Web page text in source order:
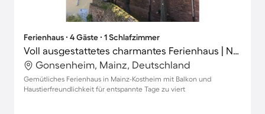
Ferienhaus ∙ 4 Gäste ∙ 1 Schlafzimmer
Voll ausgestattetes charmantes Ferienhaus | Neben dem Strand | Haustiere erlaubt
Gonsenheim, Mainz, Deutschland
Gemütliches Ferienhaus in Mainz-Kostheim mit Balkon und
Haustierfreundlichkeit für entspannte Tage zu viert